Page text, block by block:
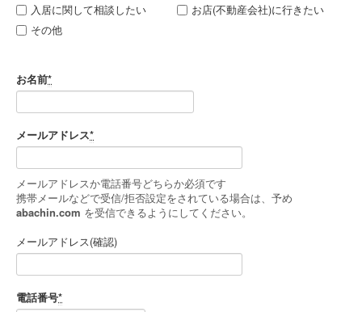
入居に関して相談したい
お店(不動産会社)に行きたい
その他
お名前*
メールアドレス*
メールアドレスか電話番号どちらか必須です
携帯メールなどで受信/拒否設定をされている場合は、予め
abachin.com を受信できるようにしてください。
メールアドレス(確認)
電話番号*